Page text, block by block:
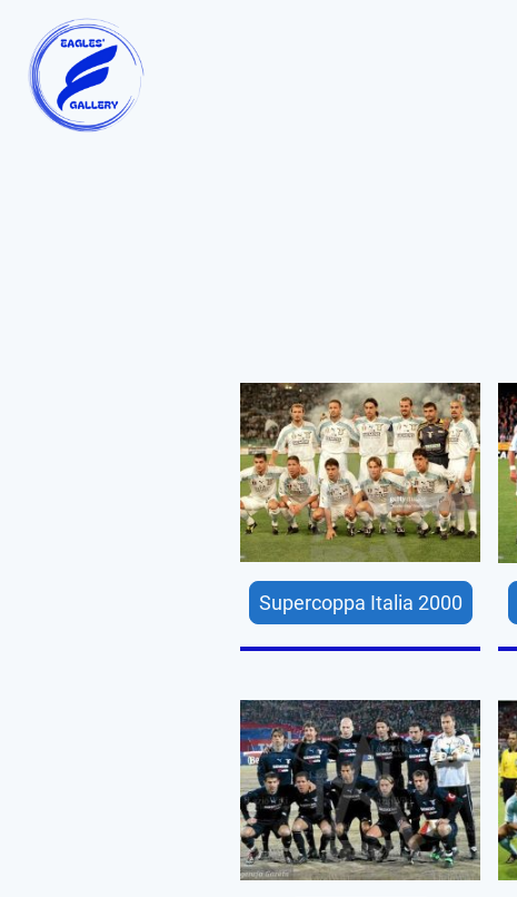
Supercoppa Italia 2000